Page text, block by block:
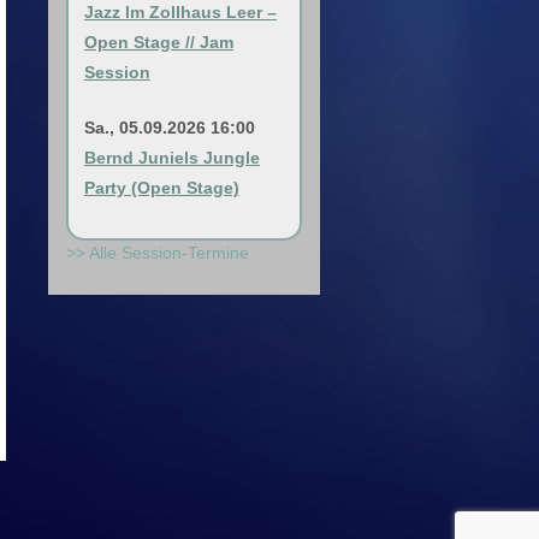
Jazz Im Zollhaus Leer –
Open Stage // Jam
Session
Sa., 05.09.2026 16:00
Bernd Juniels Jungle
Party (Open Stage)
>> Alle Session-Termine